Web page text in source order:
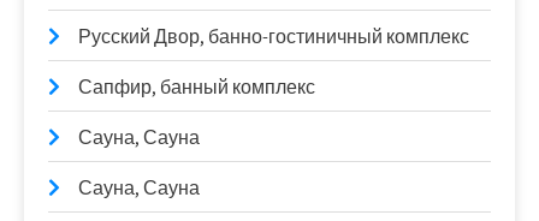
Русский Двор, банно-гостиничный комплекс
Сапфир, банный комплекс
Сауна, Сауна
Сауна, Сауна